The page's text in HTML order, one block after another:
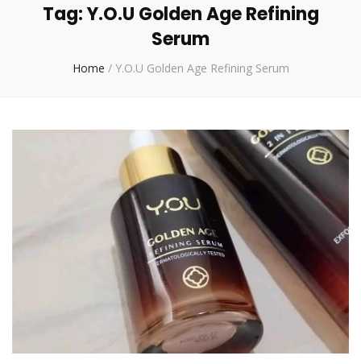
Tag:Y.O.U Golden Age Refining
Serum
Home / Y.O.U Golden Age Refining Serum